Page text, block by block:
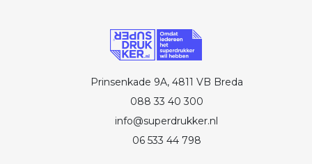
Prinsenkade 9A, 4811 VB Breda
088 33 40 300
info@superdrukker.nl
06 533 44 798